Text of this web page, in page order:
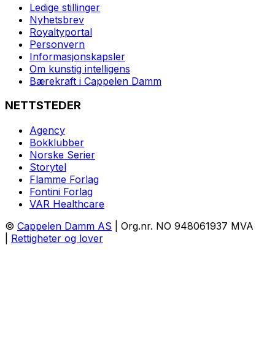
Ledige stillinger
Nyhetsbrev
Royaltyportal
Personvern
Informasjonskapsler
Om kunstig intelligens
Bærekraft i Cappelen Damm
NETTSTEDER
Agency
Bokklubber
Norske Serier
Storytel
Flamme Forlag
Fontini Forlag
VAR Healthcare
© Cappelen Damm AS | Org.nr. NO 948061937 MVA
Rettigheter og lover